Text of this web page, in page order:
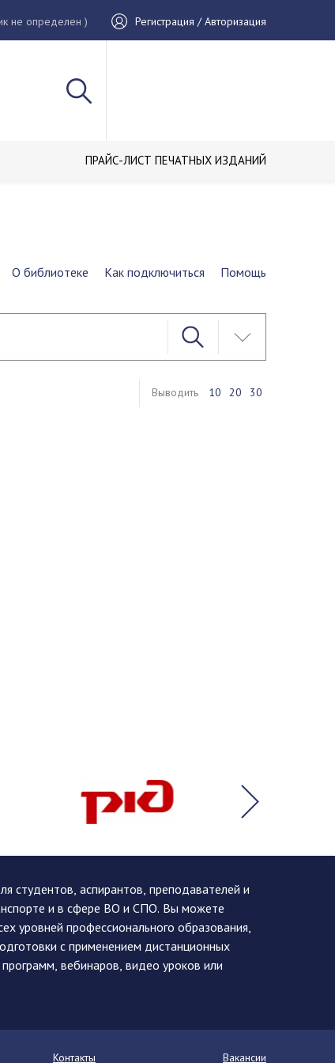
не определен ) Регистрация / Авторизация
ПРАЙС-ЛИСТ ПЕЧАТНЫХ ИЗДАНИЙ
О библиотеке Как подключиться Помощь
Выводить 10 20 30
студентов, аспирантов, преподавателей и
и в сфере ВО и СПО. Вы можете
уровней профессионального образования,
с применением дистанционных
вебинаров, видео уроков или
Контакты Вакансии